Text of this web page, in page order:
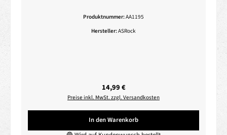
Produktnummer:AA1195
Hersteller:ASRock
Regulärer Preis:
14,99 €
Preise inkl. MwSt. zzgl. Versandkosten
In den Warenkorb